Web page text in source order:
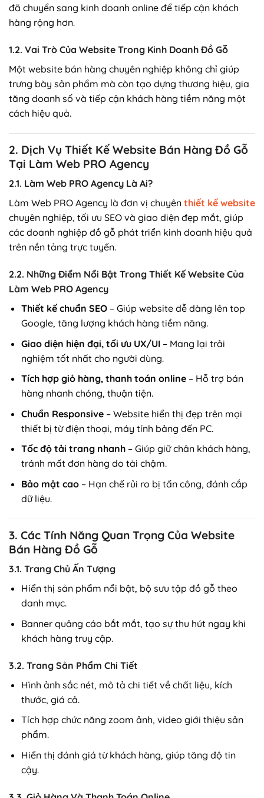
đã chuyển sang kinh doanh online để tiếp cận khách
hàng rộng hơn.
1.2. Vai Trò Của Website Trong Kinh Doanh Đồ Gỗ
Một website bán hàng chuyên nghiệp không chỉ giúp
trưng bày sản phẩm mà còn tạo dựng thương hiệu, gia
tăng doanh số và tiếp cận khách hàng tiềm năng một
cách hiệu quả.
2. Dịch Vụ Thiết Kế Website Bán Hàng Đồ Gỗ
Tại Làm Web PRO Agency
2.1. Làm Web PRO Agency Là Ai?
Làm Web PRO Agency là đơn vị chuyên thiết kế website
chuyên nghiệp, tối ưu SEO và giao diện đẹp mắt, giúp
các doanh nghiệp đồ gỗ phát triển kinh doanh hiệu quả
trên nền tảng trực tuyến.
2.2. Những Điểm Nổi Bật Trong Thiết Kế Website Của
Làm Web PRO Agency
Thiết kế chuẩn SEO– Giúp website dễ dàng lên top
Google, tăng lượng khách hàng tiềm năng.
Giao diện hiện đại, tối ưu UX/UI– Mang lại trải
nghiệm tốt nhất cho người dùng.
Tích hợp giỏ hàng, thanh toán online– Hỗ trợ bán
hàng nhanh chóng, thuận tiện.
Chuẩn Responsive– Website hiển thị đẹp trên mọi
thiết bị từ điện thoại, máy tính bảng đến PC.
Tốc độ tải trang nhanh– Giúp giữ chân khách hàng,
tránh mất đơn hàng do tải chậm.
Bảo mật cao– Hạn chế rủi ro bị tấn công, đánh cắp
dữ liệu.
3. Các Tính Năng Quan Trọng Của Website
Bán Hàng Đồ Gỗ
3.1. Trang Chủ Ấn Tượng
Hiển thị sản phẩm nổi bật, bộ sưu tập đồ gỗ theo
danh mục.
Banner quảng cáo bắt mắt, tạo sự thu hút ngay khi
khách hàng truy cập.
3.2. Trang Sản Phẩm Chi Tiết
Hình ảnh sắc nét, mô tả chi tiết về chất liệu, kích
thước, giá cả.
Tích hợp chức năng zoom ảnh, video giới thiệu sản
phẩm.
Hiển thị đánh giá từ khách hàng, giúp tăng độ tin
cậy.